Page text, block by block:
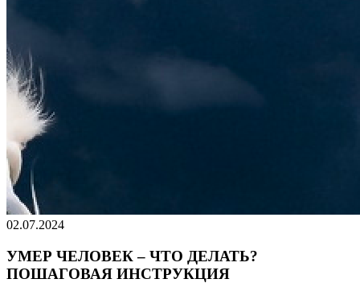
02.07.2024
УМЕР ЧЕЛОВЕК – ЧТО ДЕЛАТЬ?
ПОШАГОВАЯ ИНСТРУКЦИЯ